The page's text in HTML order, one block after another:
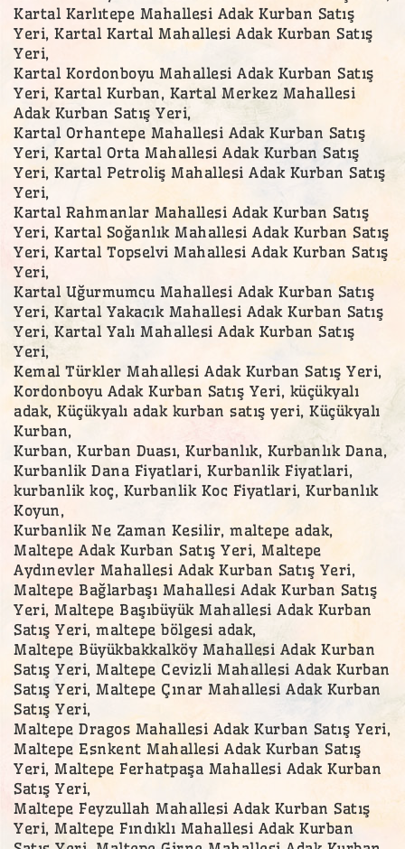
Kartal Karlıtepe Mahallesi Adak Kurban Satış
Yeri, Kartal Kartal Mahallesi Adak Kurban Satış
Yeri,
Kartal Kordonboyu Mahallesi Adak Kurban Satış
Yeri, Kartal Kurban, Kartal Merkez Mahallesi
Adak Kurban Satış Yeri,
Kartal Orhantepe Mahallesi Adak Kurban Satış
Yeri, Kartal Orta Mahallesi Adak Kurban Satış
Yeri, Kartal Petroliş Mahallesi Adak Kurban Satış
Yeri,
Kartal Rahmanlar Mahallesi Adak Kurban Satış
Yeri, Kartal Soğanlık Mahallesi Adak Kurban Satış
Yeri, Kartal Topselvi Mahallesi Adak Kurban Satış
Yeri,
Kartal Uğurmumcu Mahallesi Adak Kurban Satış
Yeri, Kartal Yakacık Mahallesi Adak Kurban Satış
Yeri, Kartal Yalı Mahallesi Adak Kurban Satış
Yeri,
Kemal Türkler Mahallesi Adak Kurban Satış Yeri,
Kordonboyu Adak Kurban Satış Yeri, küçükyalı
adak, Küçükyalı adak kurban satış yeri, Küçükyalı
Kurban,
Kurban, Kurban Duası, Kurbanlık, Kurbanlık Dana,
Kurbanlik Dana Fiyatlari, Kurbanlik Fiyatlari,
kurbanlik koç, Kurbanlik Koc Fiyatlari, Kurbanlık
Koyun,
Kurbanlik Ne Zaman Kesilir, maltepe adak,
Maltepe Adak Kurban Satış Yeri, Maltepe
Aydınevler Mahallesi Adak Kurban Satış Yeri,
Maltepe Bağlarbaşı Mahallesi Adak Kurban Satış
Yeri, Maltepe Başıbüyük Mahallesi Adak Kurban
Satış Yeri, maltepe bölgesi adak,
Maltepe Büyükbakkalköy Mahallesi Adak Kurban
Satış Yeri, Maltepe Cevizli Mahallesi Adak Kurban
Satış Yeri, Maltepe Çınar Mahallesi Adak Kurban
Satış Yeri,
Maltepe Dragos Mahallesi Adak Kurban Satış Yeri,
Maltepe Esnkent Mahallesi Adak Kurban Satış
Yeri, Maltepe Ferhatpaşa Mahallesi Adak Kurban
Satış Yeri,
Maltepe Feyzullah Mahallesi Adak Kurban Satış
Yeri, Maltepe Fındıklı Mahallesi Adak Kurban